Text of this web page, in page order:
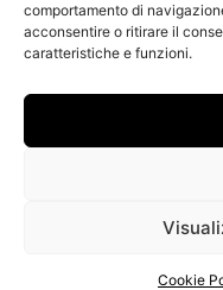
comportamento di
acconsentire o ritirare il
caratteristiche e funzioni.
Cookie
WITH THE